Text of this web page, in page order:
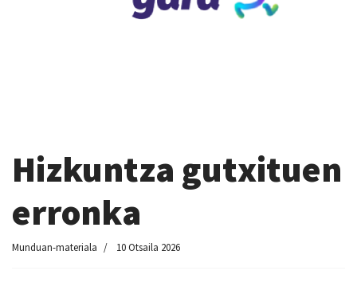
Hizkuntza gutxituen
erronka
Munduan-materiala 10 Otsaila 2026